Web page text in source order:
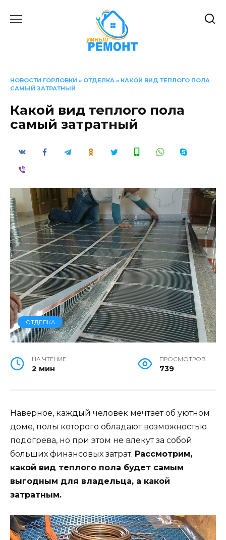
НОВОСТИ ГОРЛОВКИ » ОТДЕЛКА » КАКОЙ ВИД ТЕПЛОГО ПОЛА
САМЫЙ ЗАТРАТНЫЙ
Какой вид теплого пола
самый затратный
ОТДЕЛКА
НА ЧТЕНИЕ
2 мин
ПРОСМОТРОВ
739
Наверное, каждый человек мечтает об уютном
доме, полы которого обладают возможностью
подогрева, но при этом не влекут за собой
больших финансовых затрат. Рассмотрим,
какой вид теплого пола будет самым
выгодным для владельца, а какой
затратным.